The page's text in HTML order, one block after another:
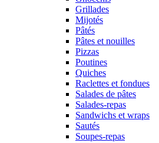
Grillades
Mijotés
Pâtés
Pâtes et nouilles
Pizzas
Poutines
Quiches
Raclettes et fondues
Salades de pâtes
Salades-repas
Sandwichs et wraps
Sautés
Soupes-repas